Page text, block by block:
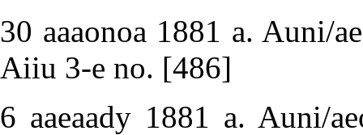
30 aaaonoa 1881 a. Auni/
Aiiu 3-e no. [486]
6 aaeaady 1881 a. Auni/